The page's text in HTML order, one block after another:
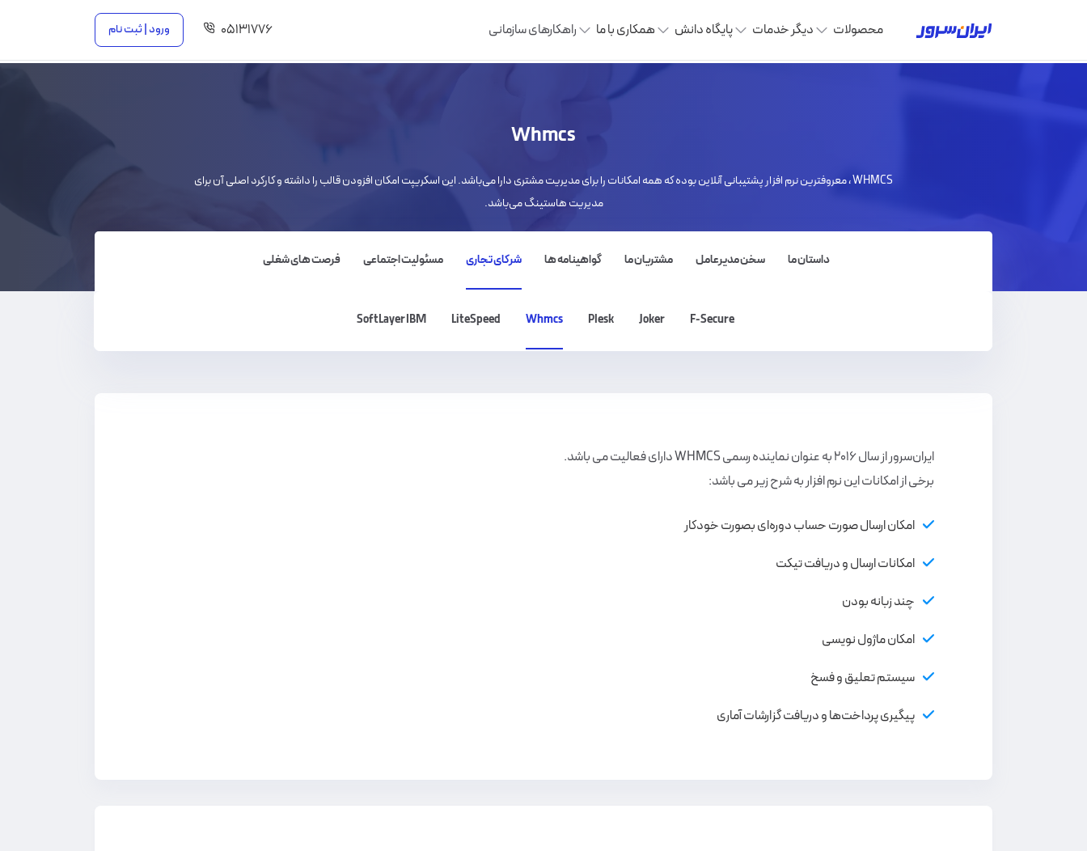
محصولات دیگر خدمات پایگاه دانش همکاری با ما راهکارهای سازمانی ۰۵۱۳۱۷۷۶ ورود | ثبت نام
Whmcs
WHMCS ، معروفترین نرم افزار پشتیبانی آنلاین بوده که همه امکانات را برای مدیریت مشتری دارا می‌باشد. این اسکریپت امکان افزودن قالب را داشته و کارکرد اصلی آن برای
مدیریت هاستینگ می‌باشد.
داستان ما سخن مدیرعامل مشتریان ما گواهینامه ها شرکای تجاری مسئولیت اجتماعی فرصت های شغلی
F-Secure
Joker
Plesk
Whmcs
LiteSpeed
SoftLayer IBM
ایران‌سرور از سال ۲۰۱۶ به عنوان نماینده رسمی WHMCS دارای فعالیت می باشد.
برخی از امکانات این نر‌م افزار به شرح زیر می باشد:
امکان ارسال صورت حساب دوره‌ای بصورت خودکار
امکانات ارسال و دریافت تیکت
چند زبانه بودن
امکان ماژول نویسی
سیستم تعلیق و فسخ
پیگیری پرداخت‌ها و دریافت گزارشات آماری